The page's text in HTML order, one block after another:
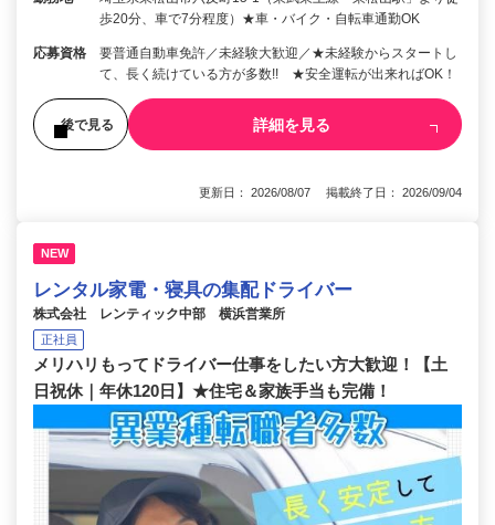
歩20分、車で7分程度）★車・バイク・自転車通勤OK
応募資格
要普通自動車免許／未経験大歓迎／★未経験からスタートし
て、長く続けている方が多数!! ★安全運転が出来ればOK！
後で見る 詳細を見る
更新日： 2026/08/07 掲載終了日： 2026/09/04
NEW
レンタル家電・寝具の集配ドライバー
株式会社 レンティック中部 横浜営業所
正社員
メリハリもってドライバー仕事をしたい方大歓迎！【土
日祝休｜年休120日】★住宅＆家族手当も完備！